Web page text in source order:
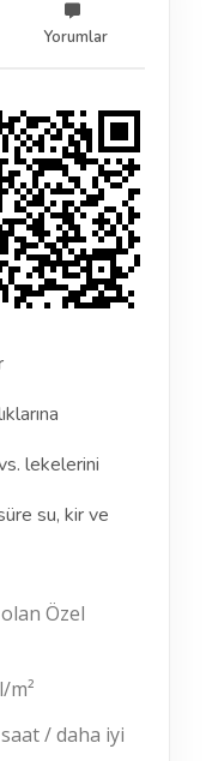
Yorumlar
lekelerini
su, kir ve
Özel
m²
/ daha iyi